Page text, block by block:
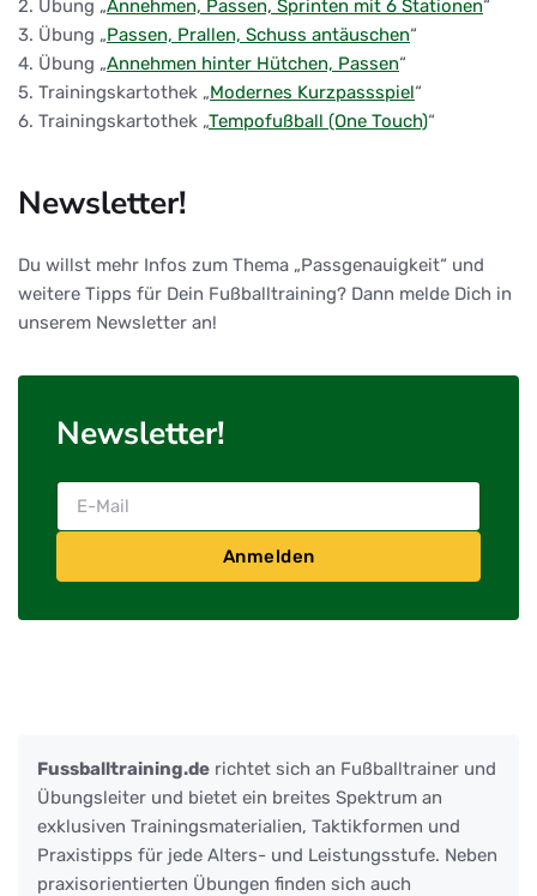
2. Übung „Annehmen, Passen, Sprinten mit 6 Stationen“
3. Übung „Passen, Prallen, Schuss antäuschen“
4. Übung „Annehmen hinter Hütchen, Passen“
5. Trainingskartothek „Modernes Kurzpassspiel“
6. Trainingskartothek „Tempofußball (One Touch)“
Newsletter!
Du willst mehr Infos zum Thema „Passgenauigkeit“ und
weitere Tipps für Dein Fußballtraining? Dann melde Dich in
unserem Newsletter an!
Newsletter!
Anmelden
Fussballtraining.de richtet sich an Fußballtrainer und
Übungsleiter und bietet ein breites Spektrum an
exklusiven Trainingsmaterialien, Taktikformen und
Praxistipps für jede Alters- und Leistungsstufe. Neben
praxisorientierten Übungen finden sich auch